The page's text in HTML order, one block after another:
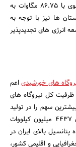
استان فارس با 99.29 مگاوات و استان خراسان رضوی با 86.75 مگاوات به
ها نیز با توجه به
انرژی های تجدیدپذیر
های خورشیدیاعم
بزرگ مقیاس و انشعابی با 60 درصد ظرفیت کل نیروگاه های
معادل 736/5 مگاوات، بیشترین سهم را در تولید
برق پاک دارند. این نیروگاه ها از ابتدای سال جاری 4437 میلیون کیلووات
بالای ایران در
و اقلیمی کشور،